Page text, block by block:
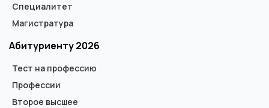
Специалитет
Магистратура
Абитуриенту 2026
Тест на профессию
Профессии
Второе высшее